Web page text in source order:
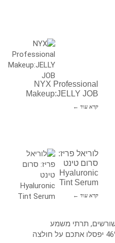
NYX Professional
Makeup:JELLY JOB
קרא עוד ←
לוריאל פריז:
סרום טינט
Hyaluronic
Tint Serum
קרא עוד ←
תרתי משמע
מריחים את הסוף: 46% יפסלו אתכם על חולצה